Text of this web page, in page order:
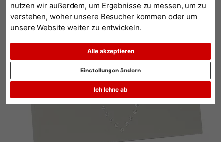
nutzen wir außerdem, um Ergebnisse zu messen, um zu
verstehen, woher unsere Besucher kommen oder um
unsere Website weiter zu entwickeln.
Alle akzeptieren
Ich lehne ab
Einstellungen ändern